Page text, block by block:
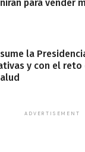
para vender
la
y con el reto
ADVERTISEMENT